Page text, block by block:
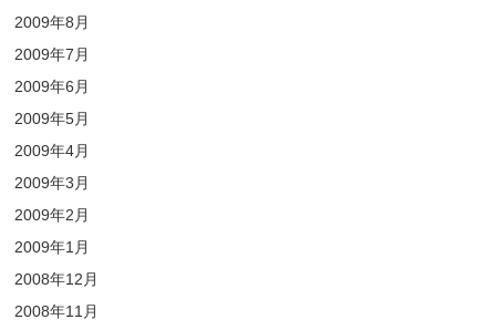
2009年8月
2009年7月
2009年6月
2009年5月
2009年4月
2009年3月
2009年2月
2009年1月
2008年12月
2008年11月